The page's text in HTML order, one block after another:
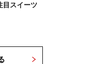
目スイーツ